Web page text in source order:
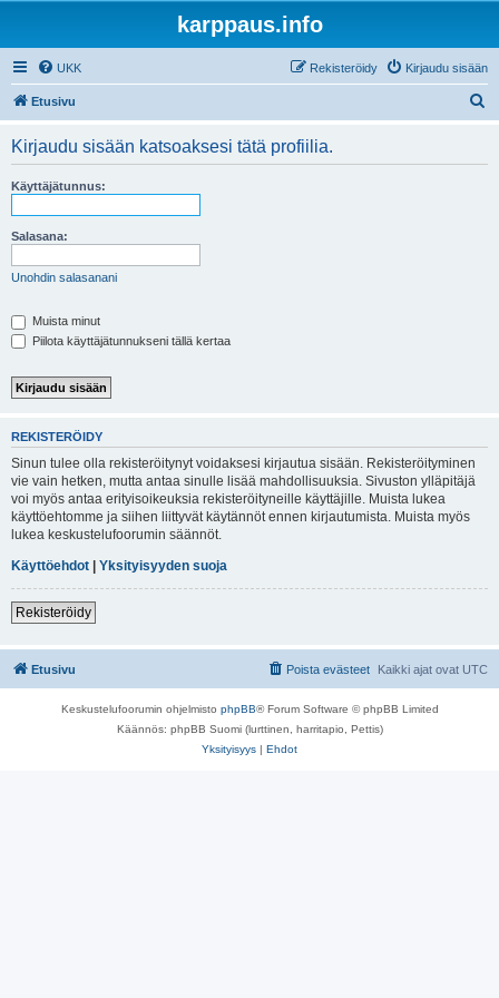
karppaus.info
UKK Kirjaudu sisään
Rekisteröidy
Etusivu
Kirjaudu sisään katsoaksesi tätä profiilia.
Käyttäjätunnus:
Salasana:
Unohdin salasanani
Muista minut
Piilota käyttäjätunnukseni tällä kertaa
REKISTERÖIDY
Sinun tulee olla rekisteröitynyt voidaksesi kirjautua sisään. Rekisteröityminen
vie vain hetken, mutta antaa sinulle lisää mahdollisuuksia. Sivuston ylläpitäjä
voi myös antaa erityisoikeuksia rekisteröityneille käyttäjille. Muista lukea
käyttöehtomme ja siihen liittyvät käytännöt ennen kirjautumista. Muista myös
lukea keskustelufoorumin säännöt.
Käyttöehdot | Yksityisyyden suoja
Rekisteröidy
Etusivu Kaikki ajat ovat UTC
Poista evästeet
Keskustelufoorumin ohjelmisto phpBB® Forum Software © phpBB Limited
Käännös: phpBB Suomi (lurttinen, harritapio, Pettis)
Yksityisyys | Ehdot